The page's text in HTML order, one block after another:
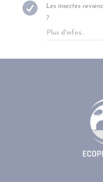

Les insectes
?
Plus d'infos...